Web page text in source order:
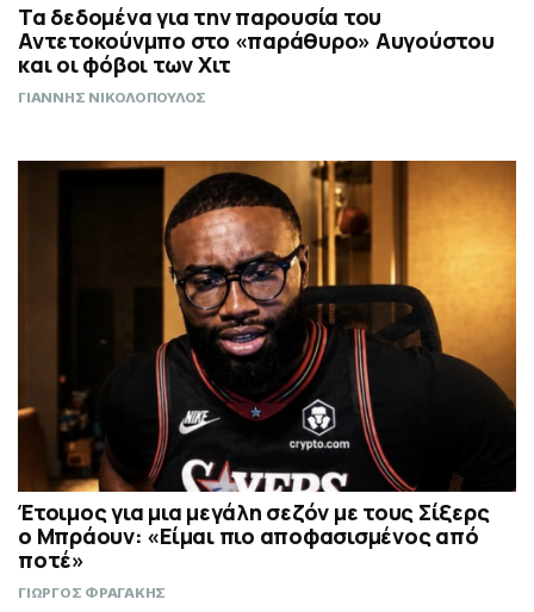
Τα δεδομένα για την παρουσία του
Αντετοκούνμπο στο «παράθυρο» Αυγούστου
και οι φόβοι των Χιτ
ΓΙΑΝΝΗΣ ΝΙΚΟΛΟΠΟΥΛΟΣ
Έτοιμος για μια μεγάλη σεζόν με τους Σίξερς
ο Μπράουν: «Είμαι πιο αποφασισμένος από
ποτέ»
ΓΙΩΡΓΟΣ ΦΡΑΓΑΚΗΣ